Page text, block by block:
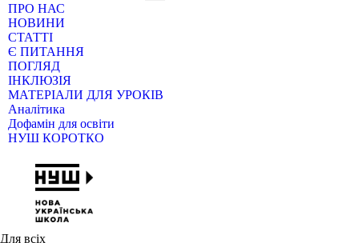
ПРО НАС
НОВИНИ
СТАТТІ
Є ПИТАННЯ
ПОГЛЯД
ІНКЛЮЗІЯ
МАТЕРІАЛИ ДЛЯ УРОКІВ
Аналітика
Дофамін для освіти
НУШ КОРОТКО
Для всіх